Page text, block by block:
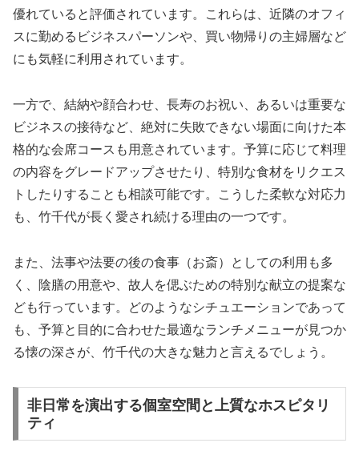
優れていると評価されています。これらは、近隣のオフィ
スに勤めるビジネスパーソンや、買い物帰りの主婦層など
にも気軽に利用されています。
一方で、結納や顔合わせ、長寿のお祝い、あるいは重要な
ビジネスの接待など、絶対に失敗できない場面に向けた本
格的な会席コースも用意されています。予算に応じて料理
の内容をグレードアップさせたり、特別な食材をリクエス
トしたりすることも相談可能です。こうした柔軟な対応力
も、竹千代が長く愛され続ける理由の一つです。
また、法事や法要の後の食事（お斎）としての利用も多
く、陰膳の用意や、故人を偲ぶための特別な献立の提案な
ども行っています。どのようなシチュエーションであって
も、予算と目的に合わせた最適なランチメニューが見つか
る懐の深さが、竹千代の大きな魅力と言えるでしょう。
非日常を演出する個室空間と上質なホスピタリ
ティ